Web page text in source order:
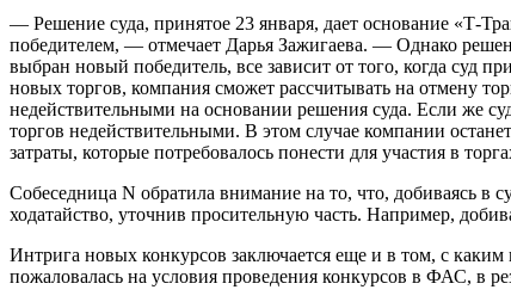
— Решение суда, принятое 23 января, дает основание «Т-
победителем, — отмечает Дарья Зажигаева. — Однако
выбран новый победитель, все зависит от того, когда суд
новых торгов, компания сможет рассчитывать на отмену
недействительными на основании решения суда. Если же
торгов недействительными. В этом случае компании
затраты, которые потребовалось понести для участия в
Собеседница N обратила внимание на то, что, добиваясь в
ходатайство, уточнив просительную часть. Например,
Интрига новых конкурсов заключается еще и в том, с
пожаловалась на условия проведения конкурсов в ФАС, в